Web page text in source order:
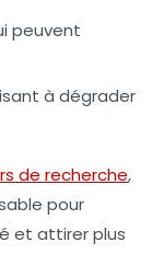
peuvent
à dégrader
de recherche,
pour
et attirer plus